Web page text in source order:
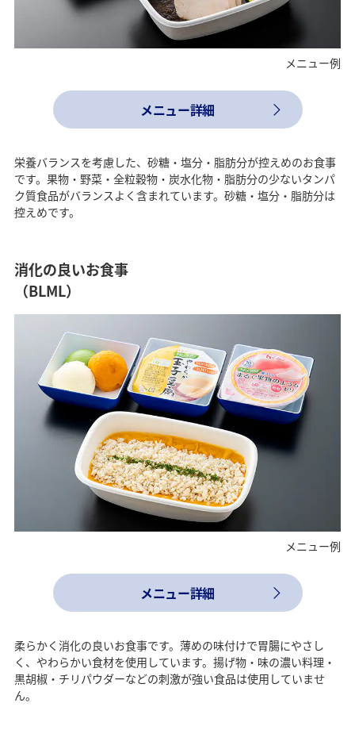
メニュー例
メニュー詳細
栄養バランスを考慮した、砂糖・塩分・脂肪分が控えめのお食事
です。果物・野菜・全粒穀物・炭水化物・脂肪分の少ないタンパ
ク質食品がバランスよく含まれています。砂糖・塩分・脂肪分は
控えめです。
消化の良いお食事
（BLML）
メニュー例
メニュー詳細
柔らかく消化の良いお食事です。薄めの味付けで胃腸にやさし
く、やわらかい食材を使用しています。揚げ物・味の濃い料理・
黒胡椒・チリパウダーなどの刺激が強い食品は使用していませ
ん。